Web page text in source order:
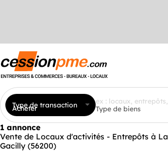
Type de transaction
Acheter Type de biens
1 annonce
Vente de Locaux d'activités - Entrepôts à La
Gacilly (56200)